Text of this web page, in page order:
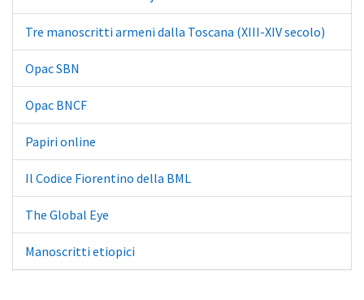
Tre manoscritti armeni dalla Toscana (XIII-XIV secolo)
Opac SBN
Opac BNCF
Papiri online
Il Codice Fiorentino della BML
The Global Eye
Manoscritti etiopici